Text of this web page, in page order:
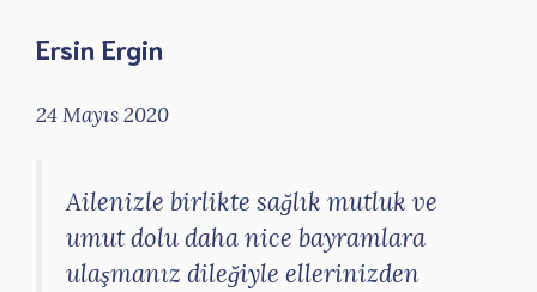
Ersin Ergin
24 Mayıs 2020
Ailenizle birlikte sağlık mutluk ve
umut dolu daha nice bayramlara
ulaşmanız dileğiyle ellerinizden